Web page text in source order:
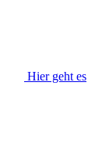
Hier geht es